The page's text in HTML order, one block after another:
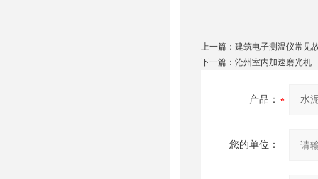
上一篇： 建筑电子测温仪常见
下一篇： 沧州室内加速磨光机
产品：
您的单位：